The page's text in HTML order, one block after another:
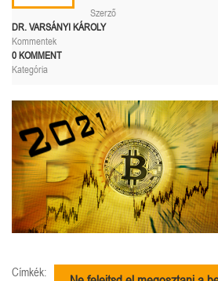
Szerző
DR. VARSÁNYI KÁROLY
Kommentek
0 KOMMENT
Kategória
Címkék: